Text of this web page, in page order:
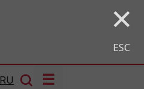
×
ESC
RU ☰